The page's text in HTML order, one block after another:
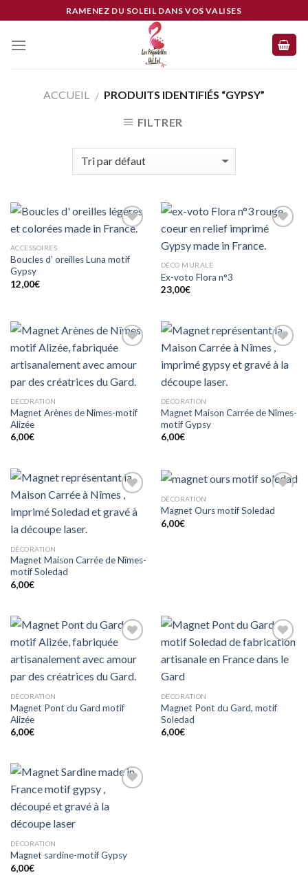
to
content
RAMENEZ DU SOLEIL DANS VOS VALISES
ACCUEIL / PRODUITS IDENTIFIÉS “GYPSY”
FILTRER
coups
de
ACCESSOIRES
Boucles d’ oreilles Luna motif
Gypsy
12,00€
DÉCO MURALE
Ex-voto Flora n°3
23,00€
à mes
de
DÉCORATION
Magnet Arènes de Nîmes-motif
Alizée
6,00€
Ajouter
à mes
DÉCORATION
Magnet Maison Carrée de Nîmes-
motif Gypsy
6,00€
Ajouter
à mes
DÉCORATION
Magnet Maison Carrée de Nîmes-
motif Soledad
6,00€
à mes
DÉCORATION
Magnet Ours motif Soledad
6,00€
à mes
de
DÉCORATION
Magnet Pont du Gard motif
Alizée
6,00€
à mes
DÉCORATION
Magnet Pont du Gard, motif
Soledad
6,00€
DÉCORATION
Magnet sardine-motif Gypsy
6,00€